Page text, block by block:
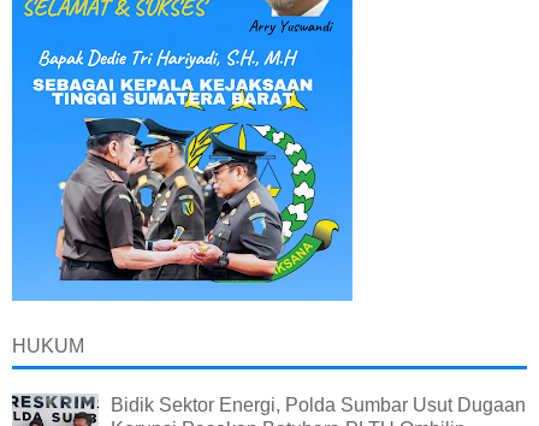
HUKUM
Bidik Sektor Energi, Polda Sumbar Usut Dugaan